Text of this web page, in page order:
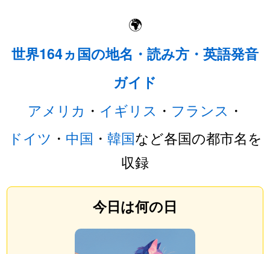
🌍
世界164ヵ国の地名・読み方・英語発音
ガイド
アメリカ ・ イギリス ・ フランス ・
ドイツ ・ 中国 ・ 韓国など各国の都市名を
収録
今日は何の日